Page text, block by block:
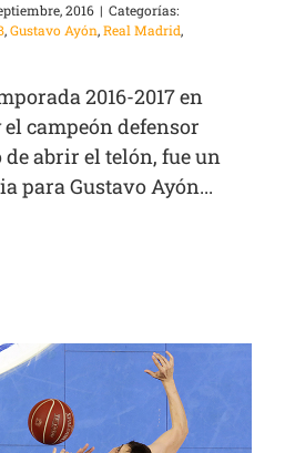
2016 | Categorías:
,Gustavo Ayón,Real Madrid,
2016-2017 en
campeón defensor
de abrir el telón, fue un
para Gustavo Ayón...